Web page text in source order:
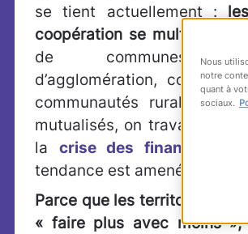
se tient actuellement :
coopération se multiplient
de communes,
d’agglomération,
communautés rurales :
mutualisés, on travaille en
la crise des finances
tendance est amenée à se
Parce que les territoires
« faire plus avec moins
Nous
notre
quant à
sociaux.